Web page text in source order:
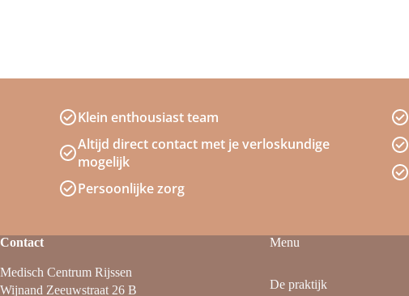
Klein enthousiast team
Altijd direct contact met je verloskundige
mogelijk
Persoonlijke zorg
Contact
Medisch Centrum Rijssen
Wijnand Zeeuwstraat 26 B
Menu
De praktijk